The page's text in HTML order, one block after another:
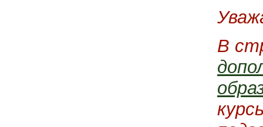
В